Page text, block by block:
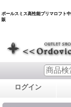
ポールスミス高性能プリマロフト
販
ログイン